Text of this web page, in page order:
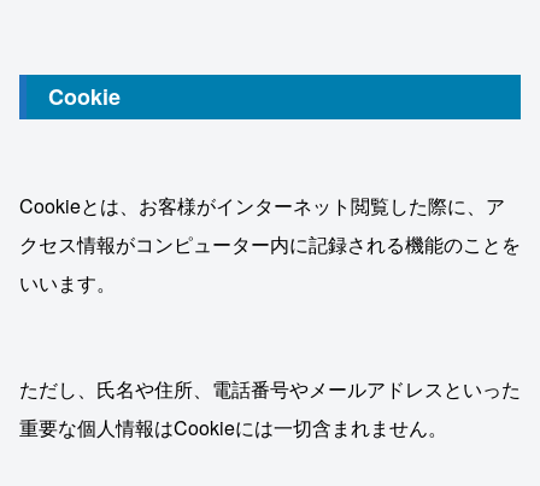
Cookie
Cookieとは、お客様がインターネット閲覧した際に、ア
クセス情報がコンピューター内に記録される機能のことを
いいます。
ただし、氏名や住所、電話番号やメールアドレスといった
重要な個人情報はCookieには一切含まれません。